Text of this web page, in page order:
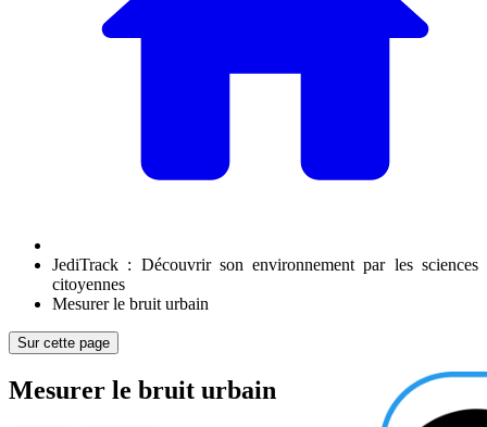
JediTrack : Découvrir son environnement par les sciences
citoyennes
Mesurer le bruit urbain
Sur cette page
Mesurer le bruit urbain